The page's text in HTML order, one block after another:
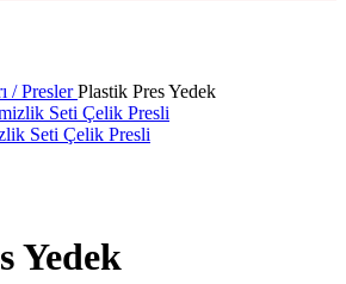
/ PreslerPlastik Pres Yedek
Seti Çelik Presli
Yedek